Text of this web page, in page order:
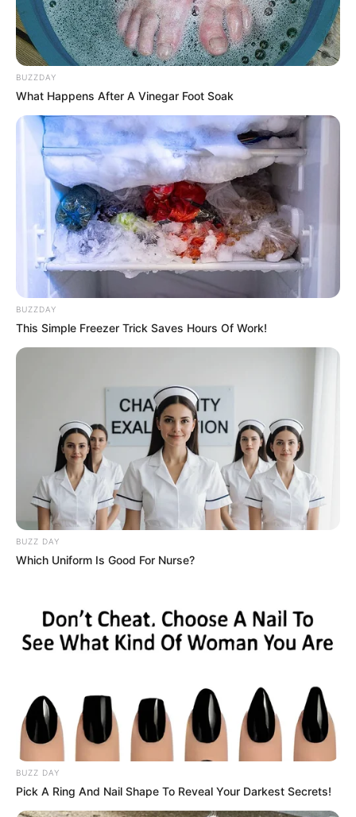
INSPIRASI
10 Cara Menggambar Binatang,
Mudah & Anak-anak Pasti Bisa
Penulis:mira 13 Juli 2022
kreatifitasnya saat bersama dengan anak, salah satunya adalah
dengan menggambar.
Walaupun kelihatan mudah, tapi sebenarnya menggambar juga
butuh kreatifitas.
Tak hanya anak kecil, orang dewasa juga terkadang susah untuk
menggambar hal baru. Tak terkecuali menggambar hewan yang
menggabungkan beberapa bagian sehingga jadi sebuah obyek
BUZZDAY
What Happens After A Vinegar Foot Soak
BUZZDAY
This Simple Freezer Trick Saves Hours Of Work!
BUZZ DAY
Which Uniform Is Good For Nurse?
BUZZ DAY
Pick A Ring And Nail Shape To Reveal Your Darkest Secrets!